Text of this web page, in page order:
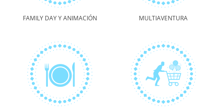
FAMILY DAY Y ANIMACIÓN MULTIAVENTURA